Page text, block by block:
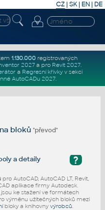
CZ | SK| EN | DE
1.130.000registrovaných
2027a pro Revit 2027.
a Regresní křivkyv sekci
AutoCADu 2027.
bloků"převod"
?
a detaily
pro AutoCAD, AutoCAD LT, Revit,
aplikace firmy Autodesk.
ke stažení ve formátech
výměnu užitečných bloků mezi
bloky a knihovny výrobců.